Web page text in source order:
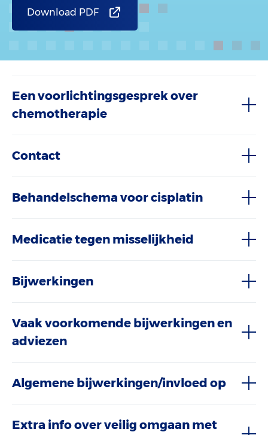
Download PDF
Een voorlichtingsgesprek over
chemotherapie
Contact
Behandelschema voor cisplatin
Medicatie tegen misselijkheid
Bijwerkingen
Vaak voorkomende bijwerkingen en
adviezen
Algemene bijwerkingen/invloed op
Extra info over veilig omgaan met